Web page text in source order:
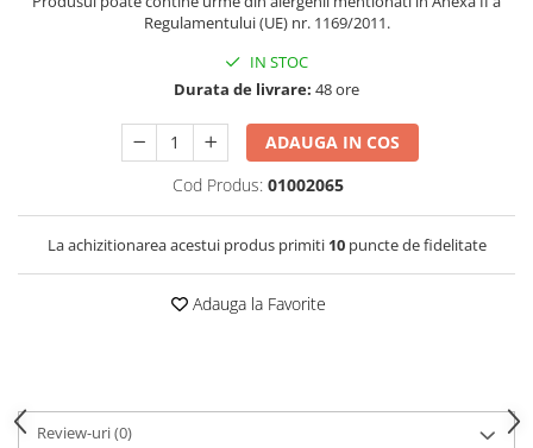
Regulamentului (UE) nr. 1169/2011.
IN STOC
Durata de livrare: 48 ore
ADAUGA IN COS
Cod Produs: 01002065
La achizitionarea acestui produs primiti 10puncte de fidelitate
Adauga la Favorite
Review-uri(0)